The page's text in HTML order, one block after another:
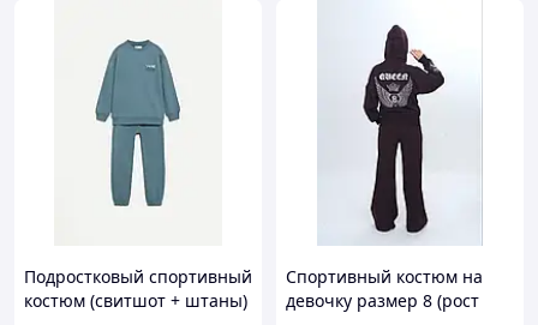
Подростковый спортивный
костюм (свитшот + штаны)
Спортивный костюм на
девочку размер 8 (рост